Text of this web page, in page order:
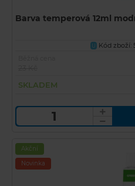
Barva temperová 12ml
U
Kód zboží:
SKLADEM
Akční
Novinka